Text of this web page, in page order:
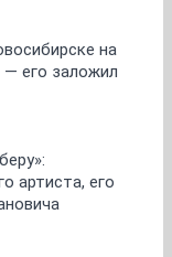
на
его заложил
артиста, его